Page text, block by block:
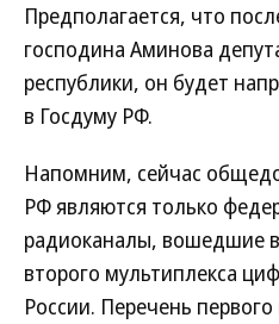
Предполагается, что
господина Аминова
республики, он будет
в Госдуму РФ.
Напомним, сейчас
РФ являются только
радиоканалы, вошедшие в
второго мультиплекса
России. Перечень